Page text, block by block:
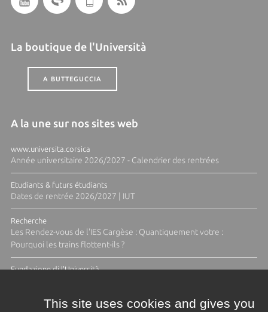
La boutique de l'Università
A BUTTEGUCCIA
A la une sur nos sites web
www.universita.corsica
Année universitaire 2026/2027 - Calendrier des rentrées
Etudiants & futurs étudiants
Dates de rentrée 2026/2027 | IUT
Recherche
Les Rendez-vous de l'IES Cargèse : Quantiquement votre :
Pourquoi les trains flottent-ils ?
Fundazione di l'Università
This site uses cookies and gives you